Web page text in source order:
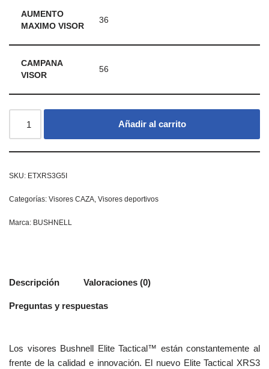
AUMENTO
MAXIMO VISOR
36
CAMPANA
VISOR
56
Añadir al carrito
SKU: ETXRS3G5I
Categorías: Visores CAZA, Visores deportivos
Marca: BUSHNELL
Descripción Valoraciones (0)
Preguntas y respuestas
Los visores Bushnell Elite Tactical™ están constantemente al
frente de la calidad e innovación. El nuevo Elite Tactical XRS3